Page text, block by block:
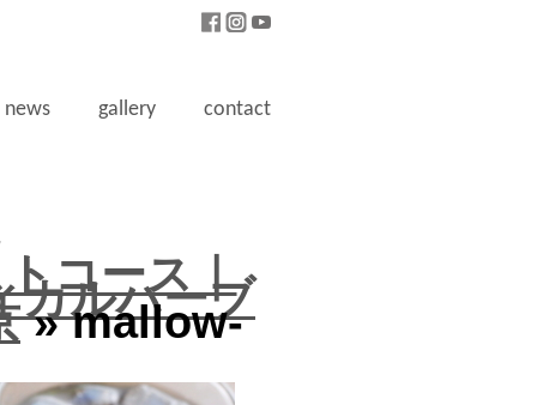
news gallery contact
コース｜
カルハーブ
» mallow-